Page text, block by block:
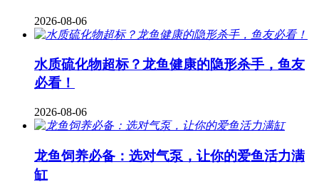
2026-08-06
水质硫化物超标？龙鱼健康的隐形杀手，鱼友
必看！
2026-08-06
龙鱼饲养必备：选对气泵，让你的爱鱼活力满
缸